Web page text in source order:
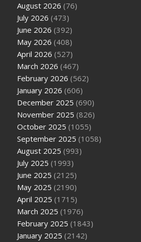
August 2026 (76)
July 2026 (473)
June 2026 (392)
May 2026 (408)
April 2026 (527)
March 2026 (467)
February 2026 (562)
January 2026 (606)
December 2025 (690)
November 2025 (826)
October 2025 (1055)
September 2025 (1058)
August 2025 (993)
July 2025 (1993)
June 2025 (2125)
May 2025 (2190)
April 2025 (1715)
March 2025 (1976)
February 2025 (1843)
January 2025 (2142)